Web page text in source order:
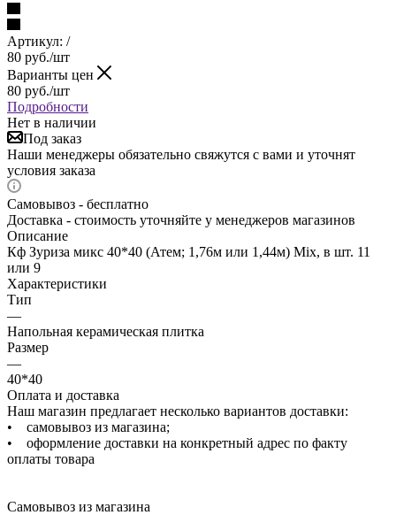
Артикул: /
80 руб./шт
Варианты цен
80 руб./шт
Подробности
Нет в наличии
Под заказ
Наши менеджеры обязательно свяжутся с вами и уточнят
условия заказа
Самовывоз - бесплатно
Доставка - стоимость уточняйте у менеджеров магазинов
Описание
Кф Зуриза микс 40*40 (Атем; 1,76м или 1,44м) Mix, в шт. 11
или 9
Характеристики
Тип
—
Напольная керамическая плитка
Размер
—
40*40
Оплата и доставка
Наш магазин предлагает несколько вариантов доставки:
• самовывоз из магазина;
• оформление доставки на конкретный адрес по факту
оплаты товара
Самовывоз из магазина